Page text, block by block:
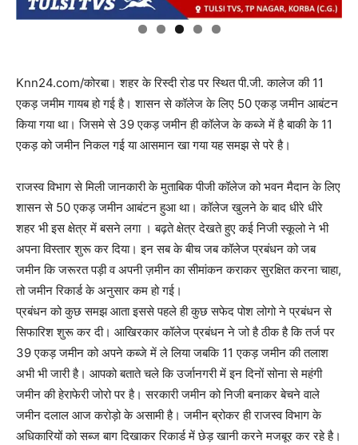
Knn24.com/कोरबा। शहर के रिस्दी रोड पर स्थित पी.जी. कालेज की 11
एकड़ जमीम गायब हो गई है। शासन से कॉलेज के लिए 50 एकड़ जमीन आबंटन
किया गया था। जिसमे से 39 एकड़ जमीन ही कॉलेज के कब्जे में है बाकी के 11
एकड़ को जमीन निकल गई या आसमान खा गया यह समझ से परे है।
राजस्व विभाग से मिली जानकारी के मुताबिक पीजी कॉलेज को भवन मैदान के लिए
शासन से 50 एकड़ जमीन आबंटन हुआ था। कॉलेज खुलने के बाद धीरे धीरे
शहर भी इस क्षेत्र में बसने लगा । बढ़ते क्षेत्र देखते हुए कई निजी स्कूलो ने भी
अपना विस्तार शुरू कर दिया। इन सब के बीच जब कॉलेज प्रबंधन को जब
जमीन कि जरूरत पड़ी व अपनी ज़मीन का सीमांकन कराकर सुरक्षित करना चाहा,
तो जमीन रिकार्ड के अनुसार कम हो गई।
प्रबंधन को कुछ समझ आता इससे पहले ही कुछ सफेद पोश लोगो ने प्रबंधन से
सिफारिश शुरू कर दी। आखिरकार कॉलेज प्रबंधन ने जो है ठीक है कि तर्ज पर
39 एकड़ जमीन को अपने कब्जे में ले लिया जबकि 11 एकड़ जमीन की तलाश
अभी भी जारी है। आपको बताते चले कि उर्जानगरी में इन दिनों सोना से महंगी
जमीन की हेराफेरी जोरो पर है। सरकारी जमीन को निजी बनाकर बेचने वाले
जमीन दलाल आज करोड़ो के असामी है। जमीन ब्रोकर ही राजस्व विभाग के
अधिकारियों को सब्ज बाग दिखाकर रिकार्ड में छेड़ खानी करने मजबूर कर रहे है।